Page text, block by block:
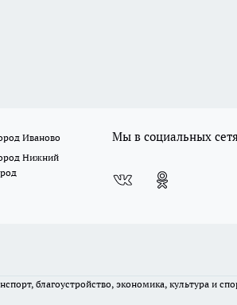
Иваново
Нижний
Мы в социальных
благоустройство, экономика, культура и